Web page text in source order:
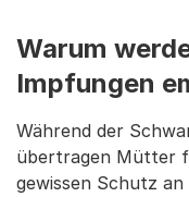
Warum
Impfungen
Während der
übertragen Mütter
gewissen Schutz